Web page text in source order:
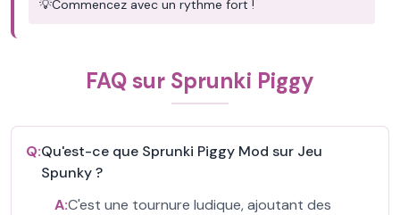
💡Commencez avec un rythme fort !
FAQ sur Sprunki Piggy
Q:Qu'est-ce que Sprunki Piggy Mod sur Jeu
Spunky ?
A:C'est une tournure ludique, ajoutant des